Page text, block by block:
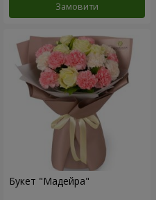
Замовити
Букет "Мадейра"